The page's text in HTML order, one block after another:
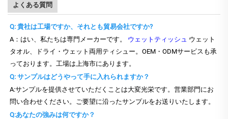
よくある質問
Q: 貴社は工場ですか、それとも貿易会社ですか?
A：はい、私たちは専門メーカーです。 ウェットティッシュ ウェット
タオル、ドライ・ウェット両用ティシュー。OEM・ODMサービスも承
っております。工場は上海市にあります。
Q: サンプルはどうやって手に入れられますか？
A:サンプルを提供させていただくことは大変光栄です。営業部門にお
問い合わせください。ご要望に沿ったサンプルをお送りいたします。
Q:あなたの強みは何ですか？